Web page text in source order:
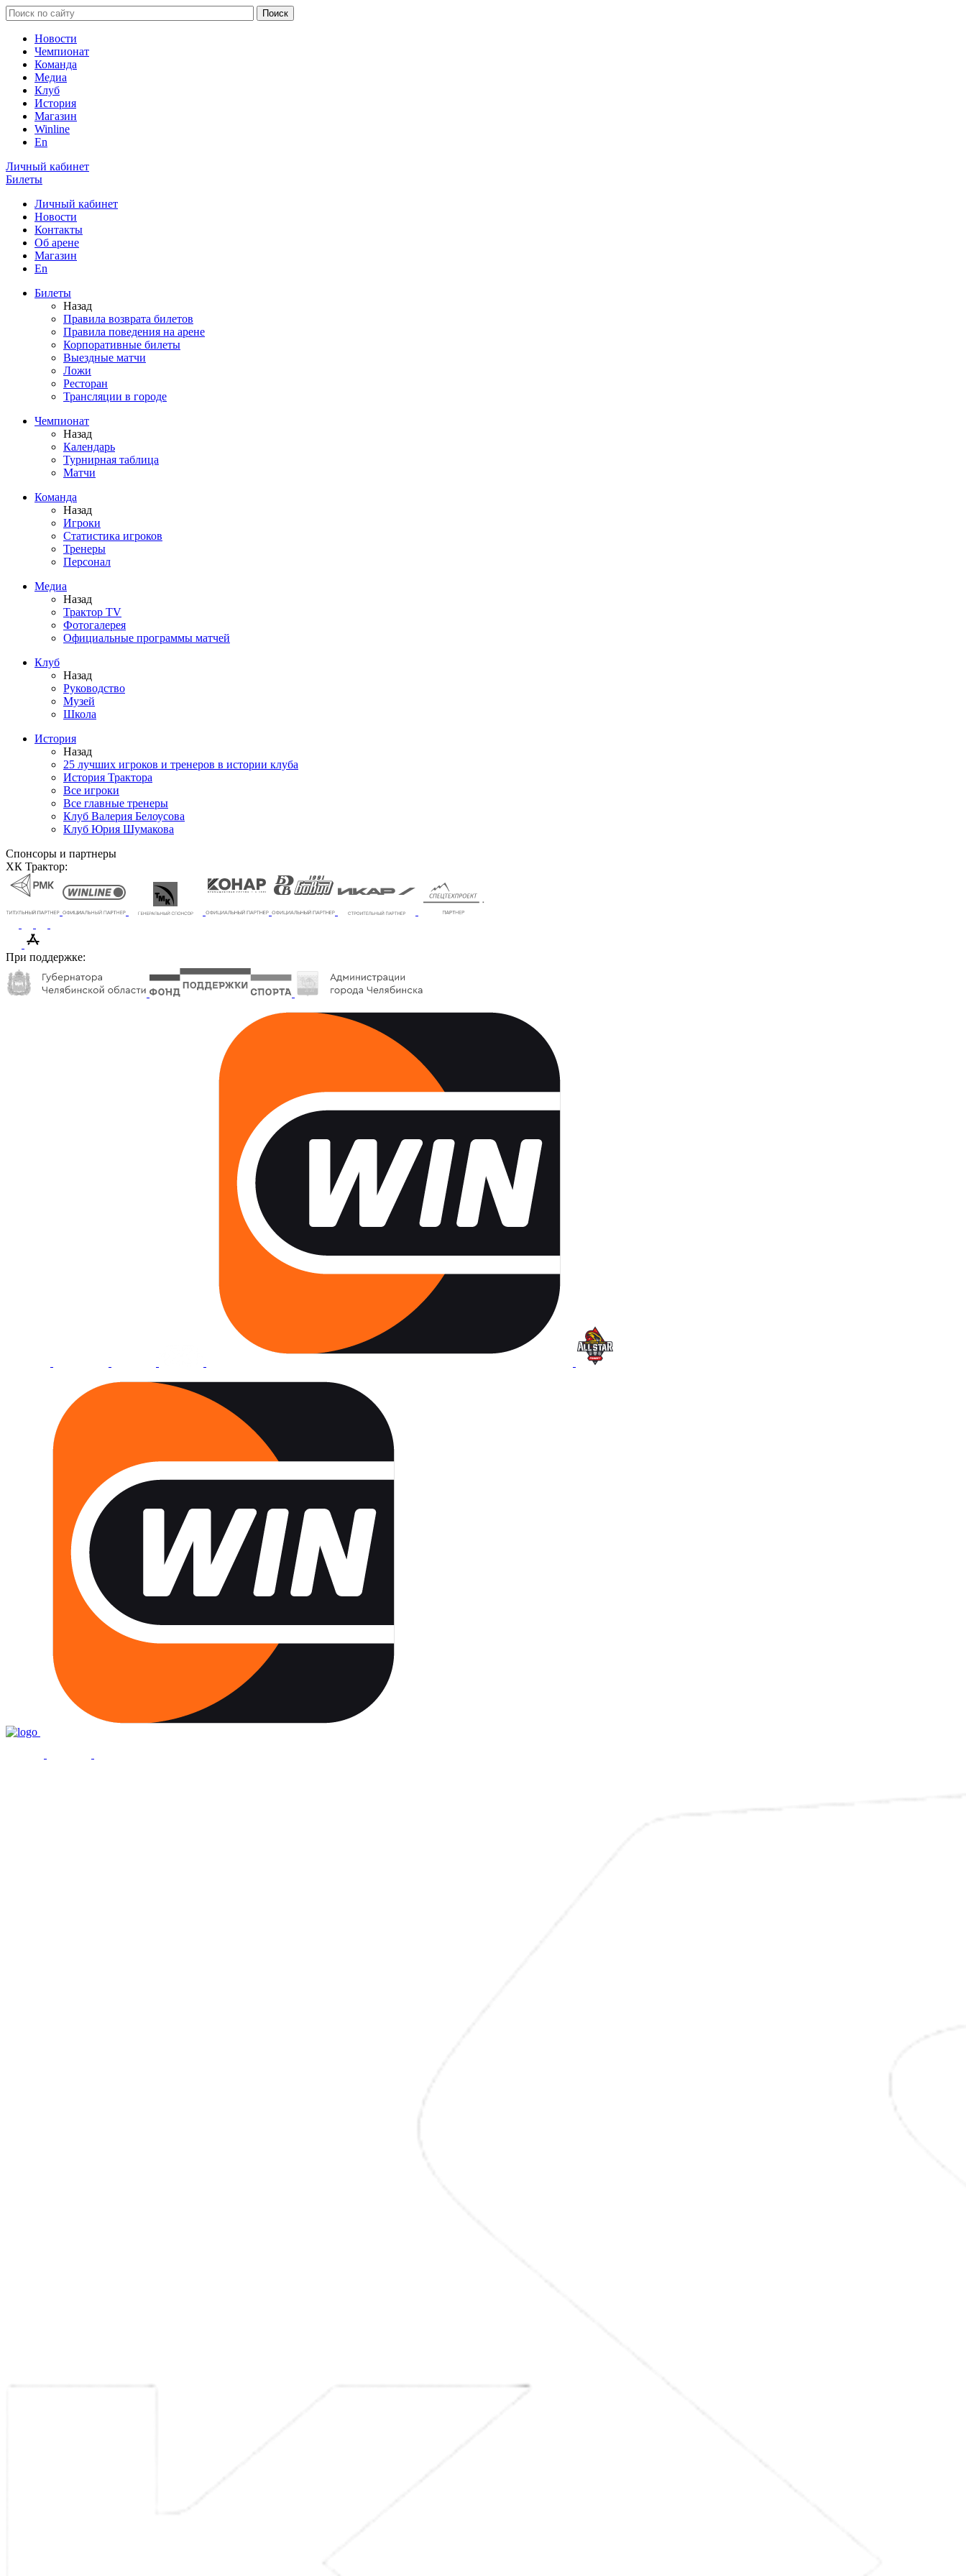
Новости
Чемпионат
Команда
Медиа
Клуб
История
Магазин
Winline
En
Личный кабинет
Билеты
Личный кабинет
Новости
Контакты
Об арене
Магазин
En
Билеты
Назад
Правила возврата билетов
Правила поведения на арене
Корпоративные билеты
Выездные матчи
Ложи
Ресторан
Трансляции в городе
Чемпионат
Назад
Календарь
Турнирная таблица
Матчи
Команда
Назад
Игроки
Статистика игроков
Тренеры
Персонал
Медиа
Назад
Трактор TV
Фотогалерея
Официальные программы матчей
Клуб
Назад
Руководство
Музей
Школа
История
Назад
25 лучших игроков и тренеров в истории клуба
История Трактора
Все игроки
Все главные тренеры
Клуб Валерия Белоусова
Клуб Юрия Шумакова
Спонсоры и партнеры
ХК Трактор:
При поддержке: